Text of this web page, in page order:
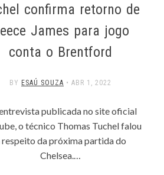
confirma retorno de
James para jogo
conta o Brentford
BY ESAÚ SOUZA • ABR 1, 2022
publicada no site oficial
o técnico Thomas Tuchel falou
respeito da próxima partida do
Chelsea.…